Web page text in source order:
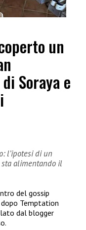
un
Soraya e
l’ipotesi di un
sta alimentando il
del gossip
Temptation
dal blogger